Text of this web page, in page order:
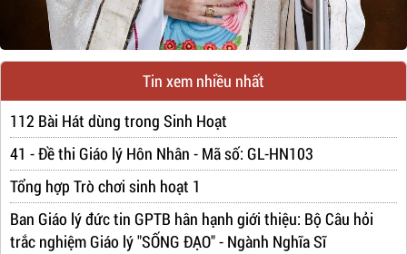
Tin xem nhiều nhất
112 Bài Hát dùng trong Sinh Hoạt
41 - Đề thi Giáo lý Hôn Nhân - Mã số: GL-HN103
Tổng hợp Trò chơi sinh hoạt 1
Ban Giáo lý đức tin GPTB hân hạnh giới thiệu: Bộ Câu hỏi
trắc nghiệm Giáo lý "SỐNG ĐẠO" - Ngành Nghĩa Sĩ